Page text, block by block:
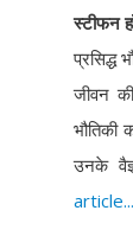
स्टीफन
प्रसिद्ध
जीवन
भौतिकी
उनके
article...